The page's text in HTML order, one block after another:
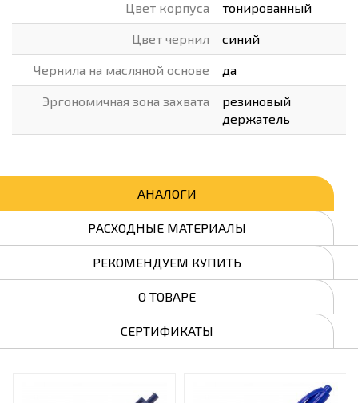
Цвет корпуса тонированный
Цвет чернил синий
Чернила на масляной основе да
Эргономичная зона захвата
резиновый
держатель
АНАЛОГИ
РАСХОДНЫЕ МАТЕРИАЛЫ
РЕКОМЕНДУЕМ КУПИТЬ
О ТОВАРЕ
СЕРТИФИКАТЫ